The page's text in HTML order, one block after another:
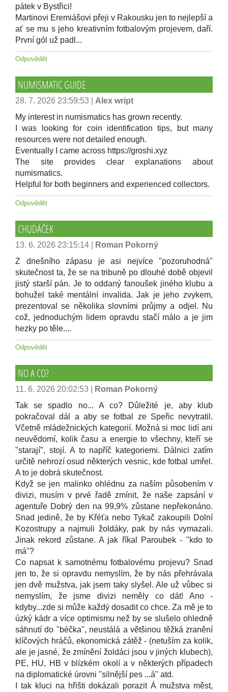
pátek v Bystřici!
Martinovi Eremiášovi přeji v Rakousku jen to nejlepší a
ať se mu s jeho kreativním fotbalovým projevem, daří.
První gól už padl...
Odpovědět
NUMISMATIC GUIDE
28. 7. 2026 23:59:53
Alex wript
My interest in numismatics has grown recently.
I was looking for coin identification tips, but many
resources were not detailed enough.
Eventually I came across https://groshi.xyz
The site provides clear explanations about
numismatics.
Helpful for both beginners and experienced collectors.
Odpovědět
CHUDÁČEK
13. 6. 2026 23:15:14
Roman Pokorný
Z dnešního zápasu je asi nejvíce "pozoruhodná"
skutečnost ta, že se na tribuně po dlouhé době objevil
jistý starší pán. Je to oddaný fanoušek jiného klubu a
bohužel také mentální invalida. Jak je jeho zvykem,
prezentoval se několika slovními průjmy a odjel. Nu
což, jednoduchým lidem opravdu stačí málo a je jim
hezky po těle....
Odpovědět
NO A CO?
11. 6. 2026 20:02:53
Roman Pokorný
Tak se spadlo no... A co? Důležité je, aby klub
pokračoval dál a aby se fotbal ze Speřic nevytratil.
Včetně mládežnických kategorií. Možná si moc lidí ani
neuvědomí, kolik času a energie to všechny, kteří se
"starají", stojí. A to napříč kategoriemi. Dálnici zatím
určitě nehrozí osud některých vesnic, kde fotbal umřel.
A to je dobrá skutečnost.
Když se jen malinko ohlédnu za naším působením v
divizi, musím v prvé řadě zmínit, že naše zapsání v
agentuře Dobrý den na 99,9% zůstane nepřekonáno.
Snad jedině, že by Křéťa nebo Tykač zakoupili Dolní
Kozostrupy a najmuli žoldáky, pak by nás vymazali.
Jinak rekord zůstane. A jak říkal Paroubek - "kdo to
má"?
Co napsat k samotnému fotbalovému projevu? Snad
jen to, že si opravdu nemyslím, že by nás přehrávala
jen dvě mužstva, jak jsem taky slyšel. Ale už vůbec si
nemyslím, že jsme divizi neměly co dát! Ano -
kdyby...zde si může každý dosadit co chce. Za mě je to
úzký kádr a více optimismu než by se slušelo ohledně
sáhnutí do "béčka", neustálá a většinou těžká zranění
klíčových hráčů, ekonomická zátěž - (netuším za kolik,
ale je jasné, že zmínění žoldáci jsou v jiných klubech),
PE, HU, HB v blízkém okolí a v některých případech
na diplomatické úrovni "silnější pes ...á" atd.
I tak kluci na hřišti dokázali porazit Á mužstva měst,